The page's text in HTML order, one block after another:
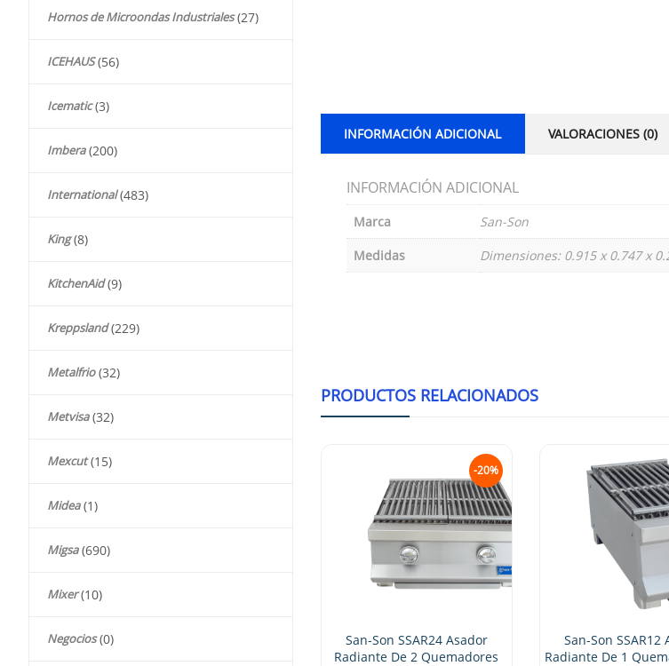
Hornos de Microondas Industriales (27)
ICEHAUS (56)
Icematic (3)
Imbera (200)
International (483)
King (8)
KitchenAid (9)
Kreppsland (229)
Metalfrio (32)
Metvisa (32)
Mexcut (15)
Midea (1)
Migsa (690)
Mixer (10)
Negocios (0)
INFORMACIÓN ADICIONAL VALORACIONES (0)
INFORMACIÓN ADICIONAL
Marca
San-Son
Medidas
Dimensiones: 0.915 x 0.747 x
PRODUCTOS RELACIONADOS
Profesional De 1 Quemador
$13,515.00
10,778.21
San-Son SSAR24 Asador
Radiante De 2 Quemadores
-20%
San-Son SSAR12 Asador
Radiante De 1 Quemador Tipo